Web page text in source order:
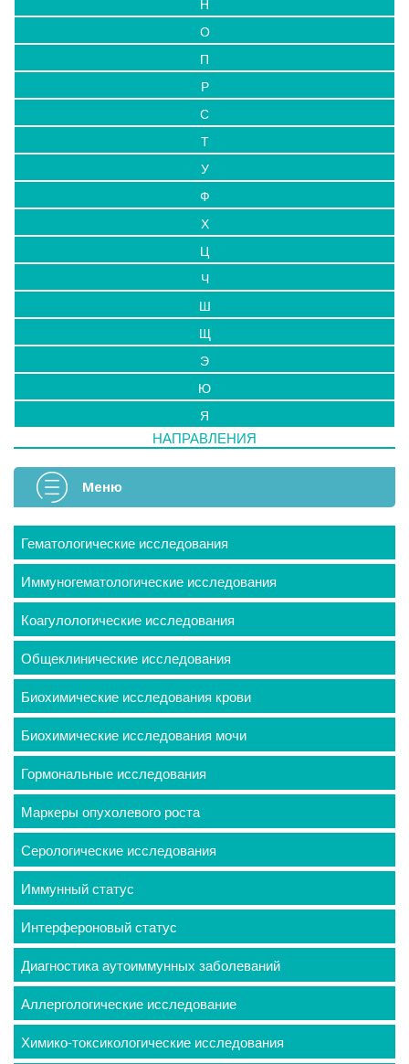
Н
О
П
Р
С
Т
У
Ф
Х
Ц
Ч
Ш
Щ
Э
Ю
Я
НАПРАВЛЕНИЯ
Меню
Гематологические исследования
Иммуногематологические исследования
Коагулологические исследования
Общеклинические исследования
Биохимические исследования крови
Биохимические исследования мочи
Гормональные исследования
Маркеры опухолевого роста
Серологические исследования
Иммунный статус
Интерфероновый статус
Диагностика аутоиммунных заболеваний
Аллергологические исследование
Химико-токсикологические исследования